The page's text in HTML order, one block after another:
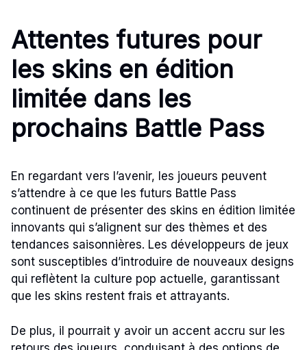
Attentes futures pour
les skins en édition
limitée dans les
prochains Battle Pass
En regardant vers l’avenir, les joueurs peuvent
s’attendre à ce que les futurs Battle Pass
continuent de présenter des skins en édition limitée
innovants qui s’alignent sur des thèmes et des
tendances saisonnières. Les développeurs de jeux
sont susceptibles d’introduire de nouveaux designs
qui reflètent la culture pop actuelle, garantissant
que les skins restent frais et attrayants.
De plus, il pourrait y avoir un accent accru sur les